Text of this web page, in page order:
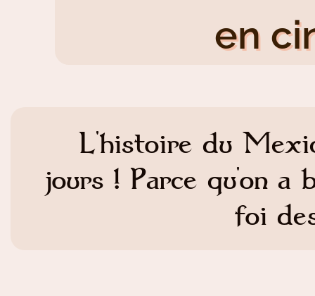
en
L'histoire du
jours ! Parce qu'on a
foi